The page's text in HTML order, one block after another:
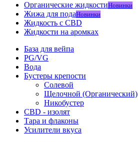
Органические жидкостиНовинки
Жижа для подаНовинки
Жидкость с CBD
Жидкости на аромках
База для вейпа
PG/VG
Вода
Бустеры крепости
Солевой
Щелочной (Органический)
Никобустер
CBD - изолят
Тара и флаконы
Усилители вкуса